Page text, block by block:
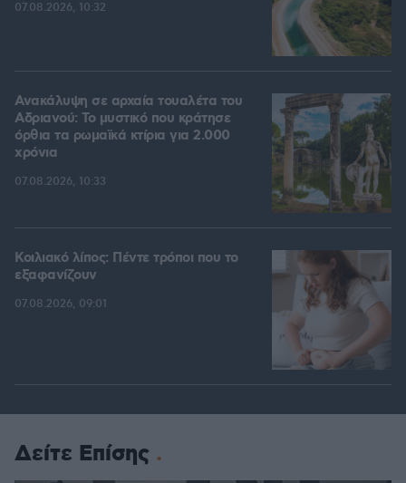
07.08.2026, 10:32
Ανακάλυψη σε αρχαία τουαλέτα του
Αδριανού: Το μυστικό που κράτησε
όρθια τα ρωμαϊκά κτίρια για 2.000
χρόνια
07.08.2026, 10:33
Κοιλιακό λίπος: Πέντε τρόποι που το
εξαφανίζουν
07.08.2026, 09:01
Δείτε Επίσης